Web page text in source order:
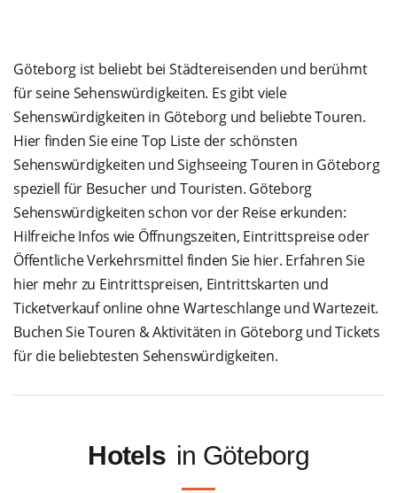
Göteborg ist beliebt bei Städtereisenden und berühmt
für seine Sehenswürdigkeiten. Es gibt viele
Sehenswürdigkeiten in Göteborg und beliebte Touren.
Hier finden Sie eine Top Liste der schönsten
Sehenswürdigkeiten und Sighseeing Touren in Göteborg
speziell für Besucher und Touristen. Göteborg
Sehenswürdigkeiten schon vor der Reise erkunden:
Hilfreiche Infos wie Öffnungszeiten, Eintrittspreise oder
Öffentliche Verkehrsmittel finden Sie hier. Erfahren Sie
hier mehr zu Eintrittspreisen, Eintrittskarten und
Ticketverkauf online ohne Warteschlange und Wartezeit.
Buchen Sie Touren & Aktivitäten in Göteborg und Tickets
für die beliebtesten Sehenswürdigkeiten.
Hotels in Göteborg